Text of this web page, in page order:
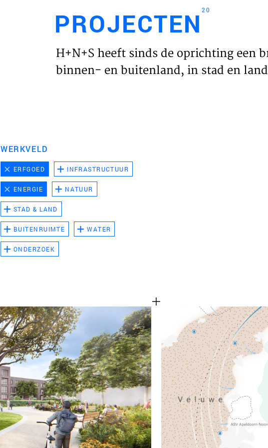
HOME
PROJECTEN20
H+N+S heeft sinds de oprichting een
binnen- en buitenland, in stad en
WERKVELD
ERFGOED INFRASTRUCTUUR
ENERGIE NATUUR
STAD & LAND
BUITENRUIMTE WATER
ONDERZOEK